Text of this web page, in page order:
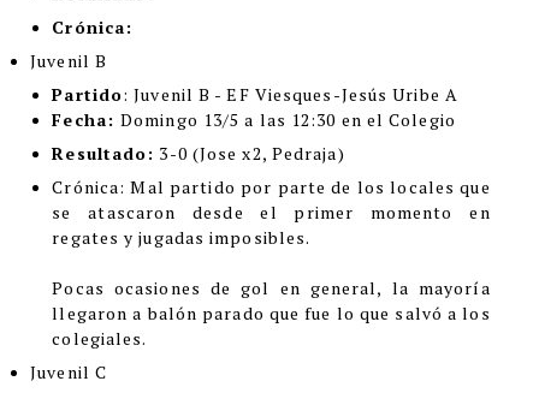
Crónica:
Juvenil B
Partido: Juvenil B - EF Viesques-Jesús Uribe A
Fecha:Domingo 13/5 a las 12:30 en el Colegio
Resultado: 3-0 (Jose x2, Pedraja)
Crónica: Mal partido por parte de los locales que
se atascaron desde el primer momento en
regates y jugadas imposibles.
Pocas ocasiones de gol en general, la mayoría
llegaron a balón parado que fue lo que salvó a los
colegiales.
Juvenil C